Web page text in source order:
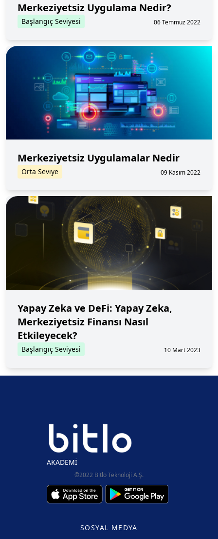
Merkeziyetsiz Uygulama Nedir?
Başlangıç Seviyesi 06 Temmuz 2022
Merkeziyetsiz Uygulamalar Nedir
Orta Seviye 09 Kasım 2022
Yapay Zeka ve DeFi: Yapay Zeka,
Merkeziyetsiz Finansı Nasıl
Etkileyecek?
Başlangıç Seviyesi 10 Mart 2023
AKADEMİ
©2022 Bitlo Teknoloji A.Ş.
SOSYAL MEDYA